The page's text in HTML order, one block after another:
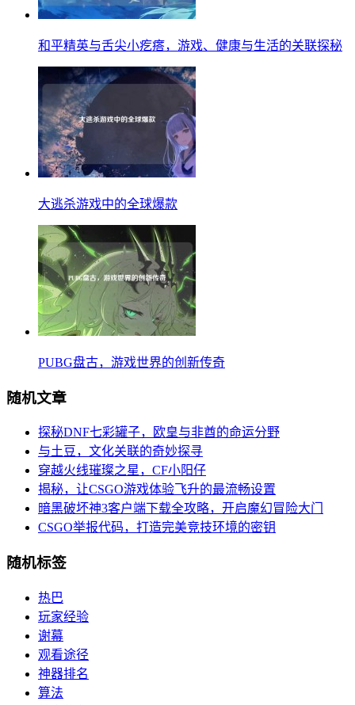
和平精英与舌尖小疙瘩，游戏、健康与生活的关联探秘
大逃杀游戏中的全球爆款
PUBG盘古，游戏世界的创新传奇
随机文章
探秘DNF七彩罐子，欧皇与非酋的命运分野
与土豆，文化关联的奇妙探寻
穿越火线璀璨之星，CF小阳仔
揭秘，让CSGO游戏体验飞升的最流畅设置
暗黑破坏神3客户端下载全攻略，开启魔幻冒险大门
CSGO举报代码，打造完美竞技环境的密钥
随机标签
热巴
玩家经验
谢幕
观看途径
神器排名
算法